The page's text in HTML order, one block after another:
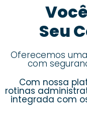
Seu
Oferecemos
com
Com nossa
rotinas
integrada com